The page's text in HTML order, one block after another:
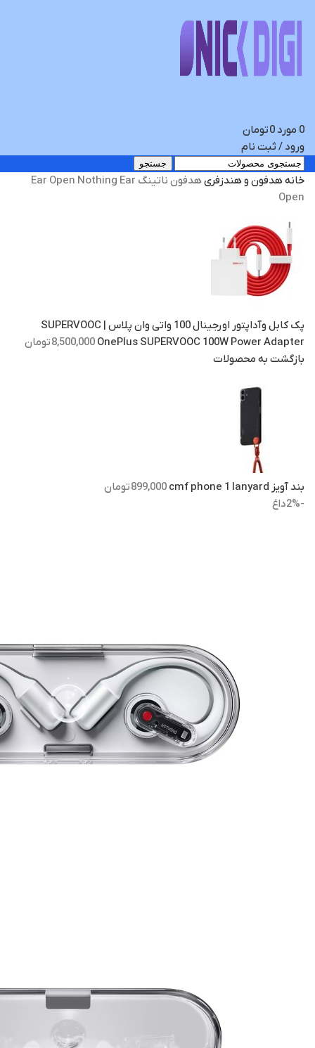
0 مورد 0تومان
ورود / ثبت نام
جستجو
خانههدفون و هندزفری
هدفون ناتینگ Ear Open Nothing Ear
Open
پک کابل وآداپتور اورجینال 100 واتی وان پلاس | SUPERVOOC
OnePlus SUPERVOOC 100W Power Adapter
8,500,000تومان
بازگشت به محصولات
بند آویز cmf phone 1 lanyard 899,000تومان
-2%
داغ